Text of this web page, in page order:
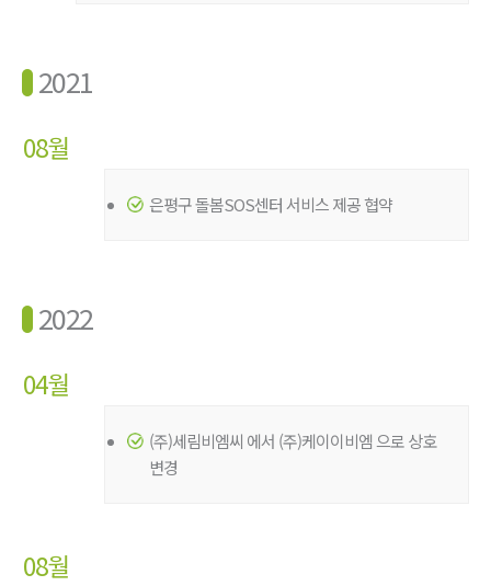
2021
08월
은평구 돌봄SOS센터 서비스 제공 협약
2022
04월
(주)세림비엠씨 에서 (주)케이이비엠 으로 상호
변경
08월